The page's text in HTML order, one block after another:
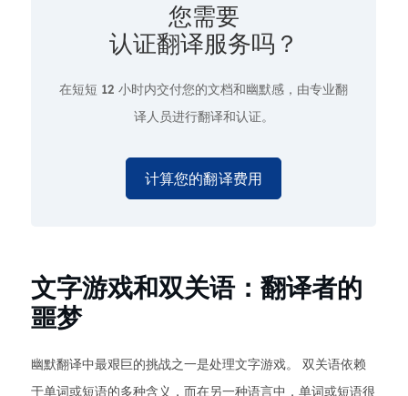
您需要
认证翻译服务吗？
在短短 12 小时内交付您的文档和幽默感，由专业翻
译人员进行翻译和认证。
计算您的翻译费用
文字游戏和双关语：翻译者的
噩梦
幽默翻译中最艰巨的挑战之一是处理文字游戏。 双关语依赖
于单词或短语的多种含义，而在另一种语言中，单词或短语很